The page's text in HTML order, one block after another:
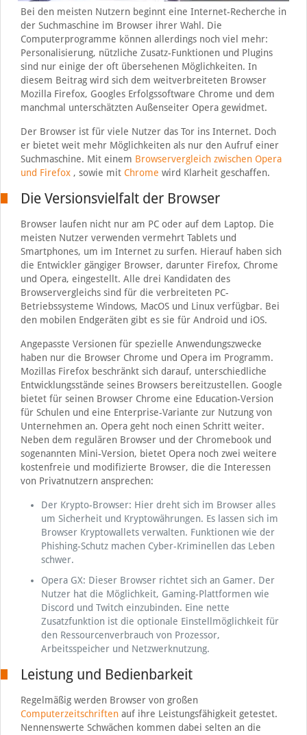
Bei den meisten Nutzern beginnt eine Internet-Recherche in
der Suchmaschine im Browser ihrer Wahl. Die
Computerprogramme können allerdings noch viel mehr:
Personalisierung, nützliche Zusatz-Funktionen und Plugins
sind nur einige der oft übersehenen Möglichkeiten. In
diesem Beitrag wird sich dem weitverbreiteten Browser
Mozilla Firefox, Googles Erfolgssoftware Chrome und dem
manchmal unterschätzten Außenseiter Opera gewidmet.
Der Browser ist für viele Nutzer das Tor ins Internet. Doch
er bietet weit mehr Möglichkeiten als nur den Aufruf einer
Suchmaschine. Mit einem Browservergleich zwischen Opera
und Firefox, sowie mit Chrome wird Klarheit geschaffen.
Die Versionsvielfalt der Browser
Browser laufen nicht nur am PC oder auf dem Laptop. Die
meisten Nutzer verwenden vermehrt Tablets und
Smartphones, um im Internet zu surfen. Hierauf haben sich
die Entwickler gängiger Browser, darunter Firefox, Chrome
und Opera, eingestellt. Alle drei Kandidaten des
Browservergleichs sind für die verbreiteten PC-
Betriebssysteme Windows, MacOS und Linux verfügbar. Bei
den mobilen Endgeräten gibt es sie für Android und iOS.
Angepasste Versionen für spezielle Anwendungszwecke
haben nur die Browser Chrome und Opera im Programm.
Mozillas Firefox beschränkt sich darauf, unterschiedliche
Entwicklungsstände seines Browsers bereitzustellen. Google
bietet für seinen Browser Chrome eine Education-Version
für Schulen und eine Enterprise-Variante zur Nutzung von
Unternehmen an. Opera geht noch einen Schritt weiter.
Neben dem regulären Browser und der Chromebook und
sogenannten Mini-Version, bietet Opera noch zwei weitere
kostenfreie und modifizierte Browser, die die Interessen
von Privatnutzern ansprechen:
Der Krypto-Browser: Hier dreht sich im Browser alles
um Sicherheit und Kryptowährungen. Es lassen sich im
Browser Kryptowallets verwalten. Funktionen wie der
Phishing-Schutz machen Cyber-Kriminellen das Leben
schwer.
Opera GX: Dieser Browser richtet sich an Gamer. Der
Nutzer hat die Möglichkeit, Gaming-Plattformen wie
Discord und Twitch einzubinden. Eine nette
Zusatzfunktion ist die optionale Einstellmöglichkeit für
den Ressourcenverbrauch von Prozessor,
Arbeitsspeicher und Netzwerknutzung.
Leistung und Bedienbarkeit
Regelmäßig werden Browser von großen
Computerzeitschriften auf ihre Leistungsfähigkeit getestet.
Nennenswerte Schwächen kommen dabei selten an die